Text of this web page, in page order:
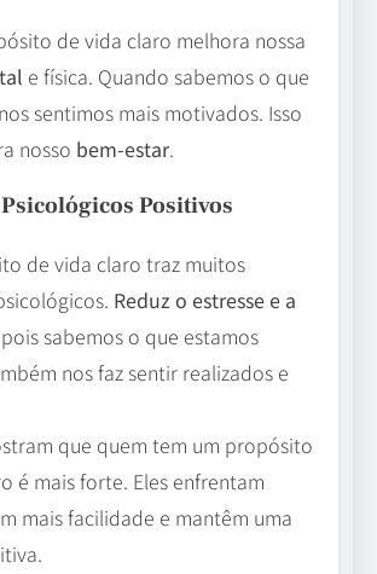
de vida claro melhora nossa
e física. Quando sabemos o que
sentimos mais motivados. Isso
nosso bem-estar.
Positivos
de vida claro traz muitos
Reduz o estresse e a
sabemos o que estamos
nos faz sentir realizados e
que quem tem um propósito
é mais forte. Eles enfrentam
mais facilidade e mantêm uma